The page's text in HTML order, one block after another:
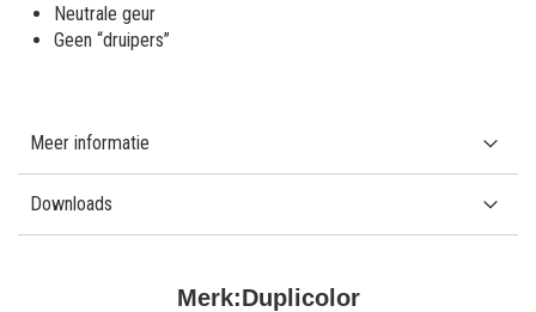
Merk:Duplicolor
Neutrale geur
Geen “druipers”
Meer informatie
Downloads